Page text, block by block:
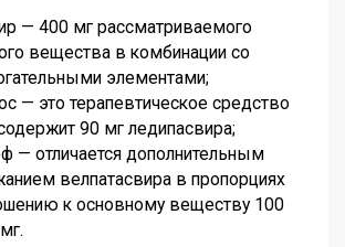
— 400 мг рассматриваемого
вещества в комбинации со
элементами;
— это терапевтическое средство
90 мг ледипасвира;
— отличается дополнительным
велпатасвира в пропорциях
к основному веществу 100